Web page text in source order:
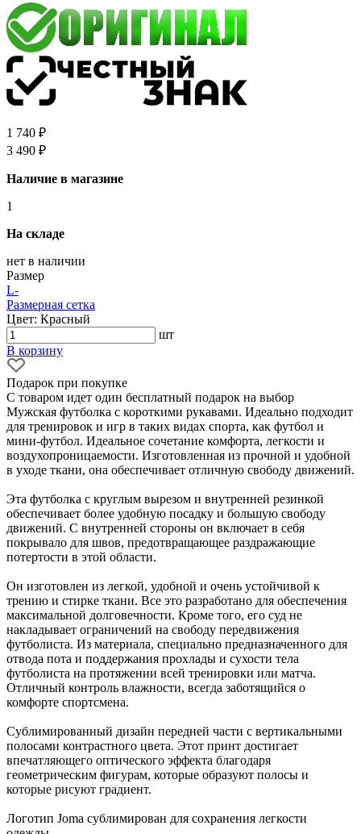
1 740 ₽
3 490 ₽
Наличие в магазине
1
На складе
нет в наличии
Размер
L-
Размерная сетка
Цвет: Красный
шт
В корзину
Подарок при покупке
С товаром идет один бесплатный подарок на выбор
Мужская футболка с короткими рукавами. Идеально подходит
для тренировок и игр в таких видах спорта, как футбол и
мини-футбол. Идеальное сочетание комфорта, легкости и
воздухопроницаемости. Изготовленная из прочной и удобной
в уходе ткани, она обеспечивает отличную свободу движений.
Эта футболка с круглым вырезом и внутренней резинкой
обеспечивает более удобную посадку и большую свободу
движений. С внутренней стороны он включает в себя
покрывало для швов, предотвращающее раздражающие
потертости в этой области.
Он изготовлен из легкой, удобной и очень устойчивой к
трению и стирке ткани. Все это разработано для обеспечения
максимальной долговечности. Кроме того, его суд не
накладывает ограничений на свободу передвижения
футболиста. Из материала, специально предназначенного для
отвода пота и поддержания прохлады и сухости тела
футболиста на протяжении всей тренировки или матча.
Отличный контроль влажности, всегда заботящийся о
комфорте спортсмена.
Сублимированный дизайн передней части с вертикальными
полосами контрастного цвета. Этот принт достигает
впечатляющего оптического эффекта благодаря
геометрическим фигурам, которые образуют полосы и
которые рисуют градиент.
Логотип Joma сублимирован для сохранения легкости